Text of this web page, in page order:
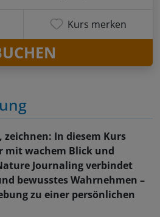
In diesem Kurs
mit wachem Blick und
Journaling verbindet
bewusstes Wahrnehmen –
zu einer persönlichen
Kurs merken